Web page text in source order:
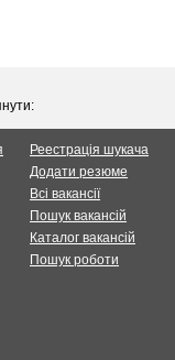
Реестрація шукача
Додати резюме
Всі вакансії
Пошук вакансій
Каталог вакансій
Пошук роботи